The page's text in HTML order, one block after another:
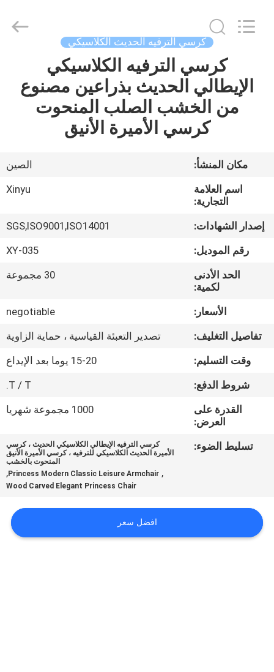
الصفحة
الرئيسية
معلومات
جولة
المعمل
مراقبة
الجودة
خريطة
الموقع
PRIVACY
POLICY
Furniture
Co.,Ltd.
كرسي الترفيه الحديث الكلاسيكي
كرسي الترفيه الكلاسيكي
الإيطالي الحديث بذراعين مصنوع
من الخشب الصلب المنحوت
كرسي الأميرة الأنيق
مكان المنشأ:
الصين
اسم العلامة
التجارية:
Xinyu
إصدار الشهادات:
SGS,ISO9001,ISO14001
رقم الموديل:
XY-035
الحد الأدنى
لكمية:
30 مجموعة
الأسعار:
negotiable
تفاصيل التغليف:
تصدير التعبئة القياسية ، حماية الزاوية
وقت التسليم:
15-20 يوما بعد الإيداع
شروط الدفع:
T / T.
القدرة على
العرض:
1000 مجموعة شهريا
تسليط الضوء:
كرسي الترفيه الإيطالي الكلاسيكي الحديث ، كرسي
الأميرة الحديث الكلاسيكي للترفيه ، كرسي الأميرة الأنيق
المنحوت بالخشب
,
Princess Modern Classic Leisure Armchair
,
Wood Carved Elegant Princess Chair
افضل سعر